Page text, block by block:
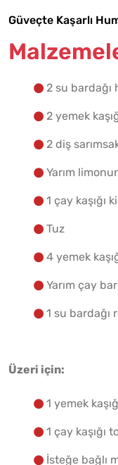
Güveçte Kaşarlı
2 su bardağı
2 yemek
2 diş
Yarım
1 çay kaşığı
Tuz
4 yemek
Yarım çay
1 su bardağı
Üzeri için:
1 yemek
1 çay kaşığı
İsteğe bağlı